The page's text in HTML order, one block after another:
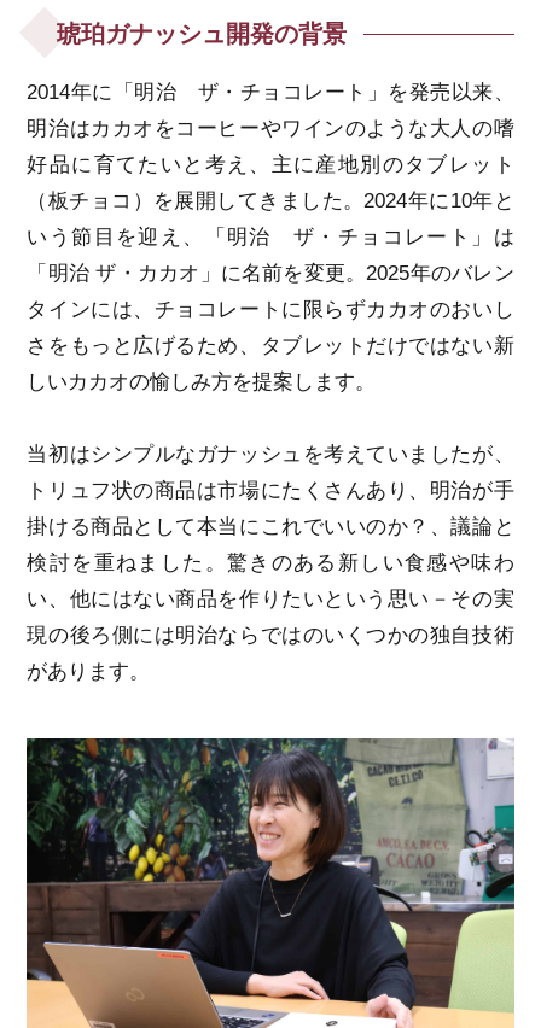
琥珀ガナッシュ開発の背景
2014年に「明治 ザ・チョコレート」を発売以来、
明治はカカオをコーヒーやワインのような大人の嗜
好品に育てたいと考え、主に産地別のタブレット
（板チョコ）を展開してきました。2024年に10年と
いう節目を迎え、「明治 ザ・チョコレート」は
「明治 ザ・カカオ」に名前を変更。2025年のバレン
タインには、チョコレートに限らずカカオのおいし
さをもっと広げるため、タブレットだけではない新
しいカカオの愉しみ方を提案します。
当初はシンプルなガナッシュを考えていましたが、
トリュフ状の商品は市場にたくさんあり、明治が手
掛ける商品として本当にこれでいいのか？、議論と
検討を重ねました。驚きのある新しい食感や味わ
い、他にはない商品を作りたいという思い－その実
現の後ろ側には明治ならではのいくつかの独自技術
があります。